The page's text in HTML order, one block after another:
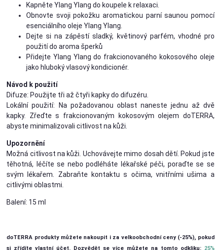
Kapněte Ylang Ylang do koupele k relaxaci.
Obnovte svoji pokožku aromatickou parní saunou pomocí
esenciálního oleje Ylang Ylang.
Dejte si na zápěstí sladký, květinový parfém, vhodné pro
použití do aroma šperků
Přidejte Ylang Ylang do frakcionovaného kokosového oleje
jako hluboký vlasový kondicionér.
Návod k použití
Difuze: Použijte tři až čtyři kapky do difuzéru.
Lokální použití: Na požadovanou oblast naneste jednu až dvě
kapky. Zřeďte s frakcionovaným kokosovým olejem doTERRA,
abyste minimalizovali citlivost na kůži.
Upozornění
Možná citlivost na kůži. Uchovávejte mimo dosah dětí. Pokud jste
těhotná, léčíte se nebo podléháte lékařské péči, poraďte se se
svým lékařem. Zabraňte kontaktu s očima, vnitřními ušima a
citlivými oblastmi.
Balení: 15 ml
doTERRA produkty můžete nakoupit i za velkoobchodní ceny (-25%), pokud
si zřídíte vlastní účet. Dozvědět se více můžete na tomto odkliku: 25%